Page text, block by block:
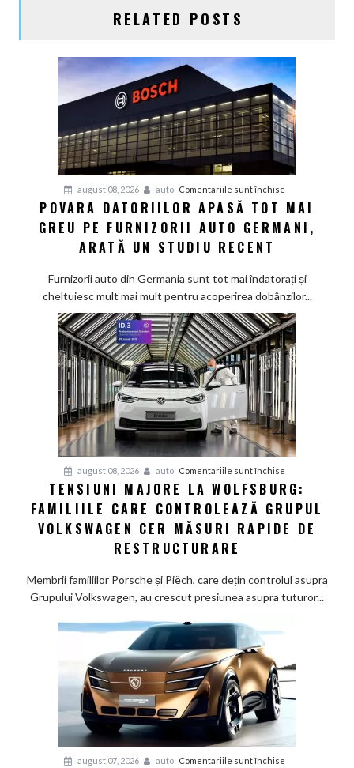
RELATED POSTS
august 08, 2026 auto Comentariile sunt închise
Povara
datoriilor
mai
greu
furnizorii
auto
germani,
arată
un
studiu
recent
POVARA DATORIILOR APASĂ TOT MAI
GREU PE FURNIZORII AUTO GERMANI,
ARATĂ UN STUDIU RECENT
Furnizorii auto din Germania sunt tot mai îndatorați și
cheltuiesc mult mai mult pentru acoperirea dobânzilor...
august 08, 2026 auto Comentariile sunt închise
Tensiuni
majore
la
care
măsuri
rapide
de
TENSIUNI MAJORE LA WOLFSBURG:
FAMILIILE CARE CONTROLEAZĂ GRUPUL
VOLKSWAGEN CER MĂSURI RAPIDE DE
RESTRUCTURARE
Membrii familiilor Porsche și Piëch, care dețin controlul asupra
Grupului Volkswagen, au crescut presiunea asupra tuturor...
august 07, 2026 auto Comentariile sunt închise